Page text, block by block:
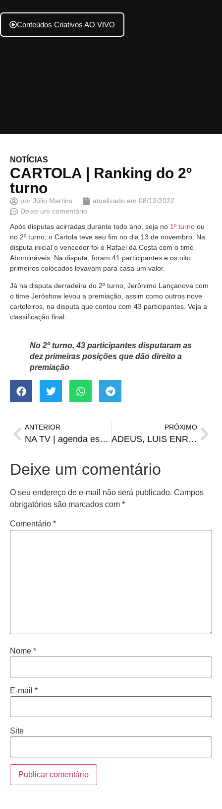
Conteúdos Criativos AO VIVO
NOTÍCIAS
CARTOLA | Ranking do 2º
turno
por Júlio Martins atualizado em 08/12/2022
Deixe um comentário
Após disputas acirradas durante todo ano, seja no 1º turno ou
no 2º turno, o Cartola teve seu fim no dia 13 de novembro. Na
disputa inicial o vencedor foi o Rafael da Costa com o time
Abomináveis. Na disputa, foram 41 participantes e os oito
primeiros colocados levavam para casa um valor.
Já na disputa derradeira do 2º turno, Jerônimo Lançanova com
o time Jerôshow levou a premiação, assim como outros nove
cartoleiros, na disputa que contou com 43 participantes. Veja a
classificação final:
No 2º turno, 43 participantes disputaram as
dez primeiras posições que dão direito a
premiação
ANTERIOR
NA TV | agenda esportiva de quinta-feira, 08
PRÓXIMO
ADEUS, LUIS ENRIQUE | Espanha demite técnico após eliminação na Copa do Mundo
Deixe um comentário
O seu endereço de e-mail não será publicado. Campos
obrigatórios são marcados com *
Comentário *
Nome *
E-mail *
Site